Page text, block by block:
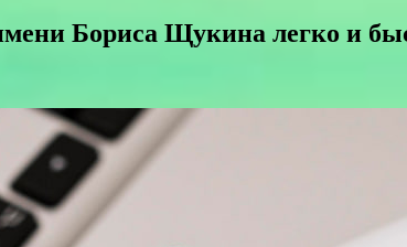
Бориса Щукина легко и